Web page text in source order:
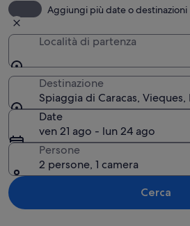
Aggiungi più date o destinazioni
Località di partenza
Destinazione
Spiaggia di Caracas,
Date
ven 21 ago - lun 24 ago
Persone
2 persone, 1 camera
Cerca